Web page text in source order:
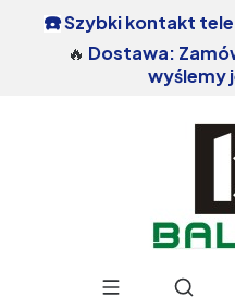
☎️Szybki kontakt
🔥 Dostawa:
wyślemy